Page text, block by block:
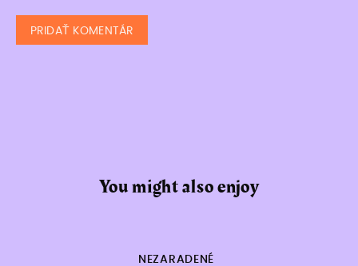
You might also enjoy
NEZARADENÉ